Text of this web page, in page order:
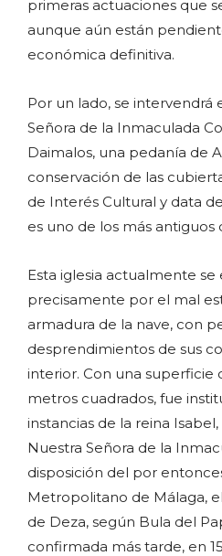
primeras actuaciones que
aunque aún están
económica definitiva.
Por un lado, se intervendrá
Señora de la Inmaculada
Daimalos, una pedanía de
conservación de las
de Interés Cultural y data
es uno de los más antiguos
Esta iglesia actualmente
precisamente por el mal
armadura de la nave, con
desprendimientos de sus
interior. Con una superficie
metros cuadrados, fue
instancias de la reina
Nuestra Señora de la
disposición del por
Metropolitano de Málaga,
de Deza, según Bula del
confirmada más tarde, en